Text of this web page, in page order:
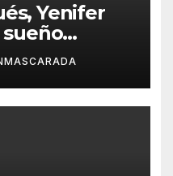
Yenifer
sueño
vídeo de
Juan de
Grand Prix